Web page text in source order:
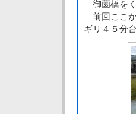
御薗橋を
前回ここ
ギリ４５分台